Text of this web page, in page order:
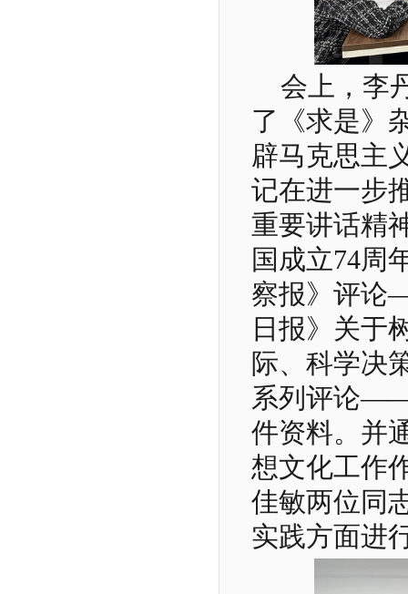
会上，李
了《求是》
辟马克思主
记在进一步
重要讲话精
国成立74周
察报》评论
日报》关于
际、科学决
系列评论——
件资料。并
想文化工作
佳敏两位同
实践方面进